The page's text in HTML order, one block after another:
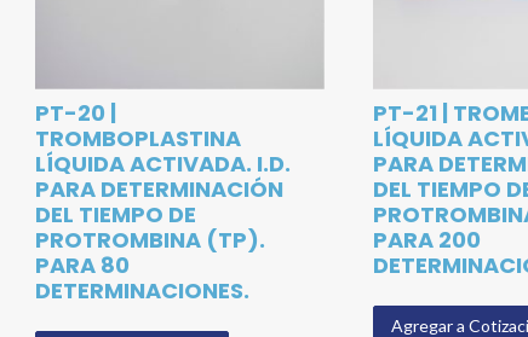
PT-20 |
TROMBOPLASTINA
LÍQUIDA ACTIVADA. I.D.
PARA DETERMINACIÓN
DEL TIEMPO DE
PROTROMBINA (TP).
PARA 80
DETERMINACIONES.
PT-21 |
LÍQUIDA
PARA
DEL TIEMPO
PARA 200
Agregar a